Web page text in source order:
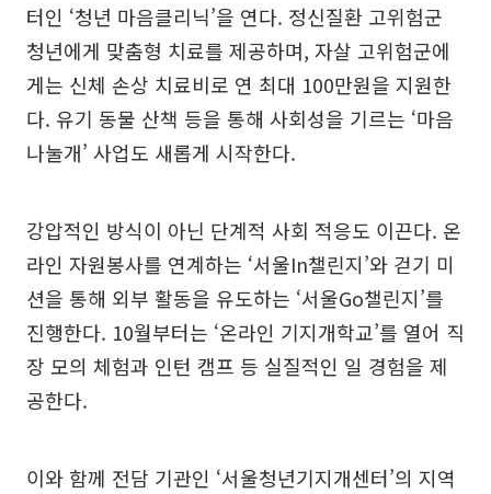
터인 ‘청년 마음클리닉’을 연다. 정신질환 고위험군
청년에게 맞춤형 치료를 제공하며, 자살 고위험군에
게는 신체 손상 치료비로 연 최대 100만원을 지원한
다. 유기 동물 산책 등을 통해 사회성을 기르는 ‘마음
나눌개’ 사업도 새롭게 시작한다.
강압적인 방식이 아닌 단계적 사회 적응도 이끈다. 온
라인 자원봉사를 연계하는 ‘서울In챌린지’와 걷기 미
션을 통해 외부 활동을 유도하는 ‘서울Go챌린지’를
진행한다. 10월부터는 ‘온라인 기지개학교’를 열어 직
장 모의 체험과 인턴 캠프 등 실질적인 일 경험을 제
공한다.
이와 함께 전담 기관인 ‘서울청년기지개센터’의 지역